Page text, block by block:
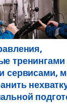
тренингами
сервисами,